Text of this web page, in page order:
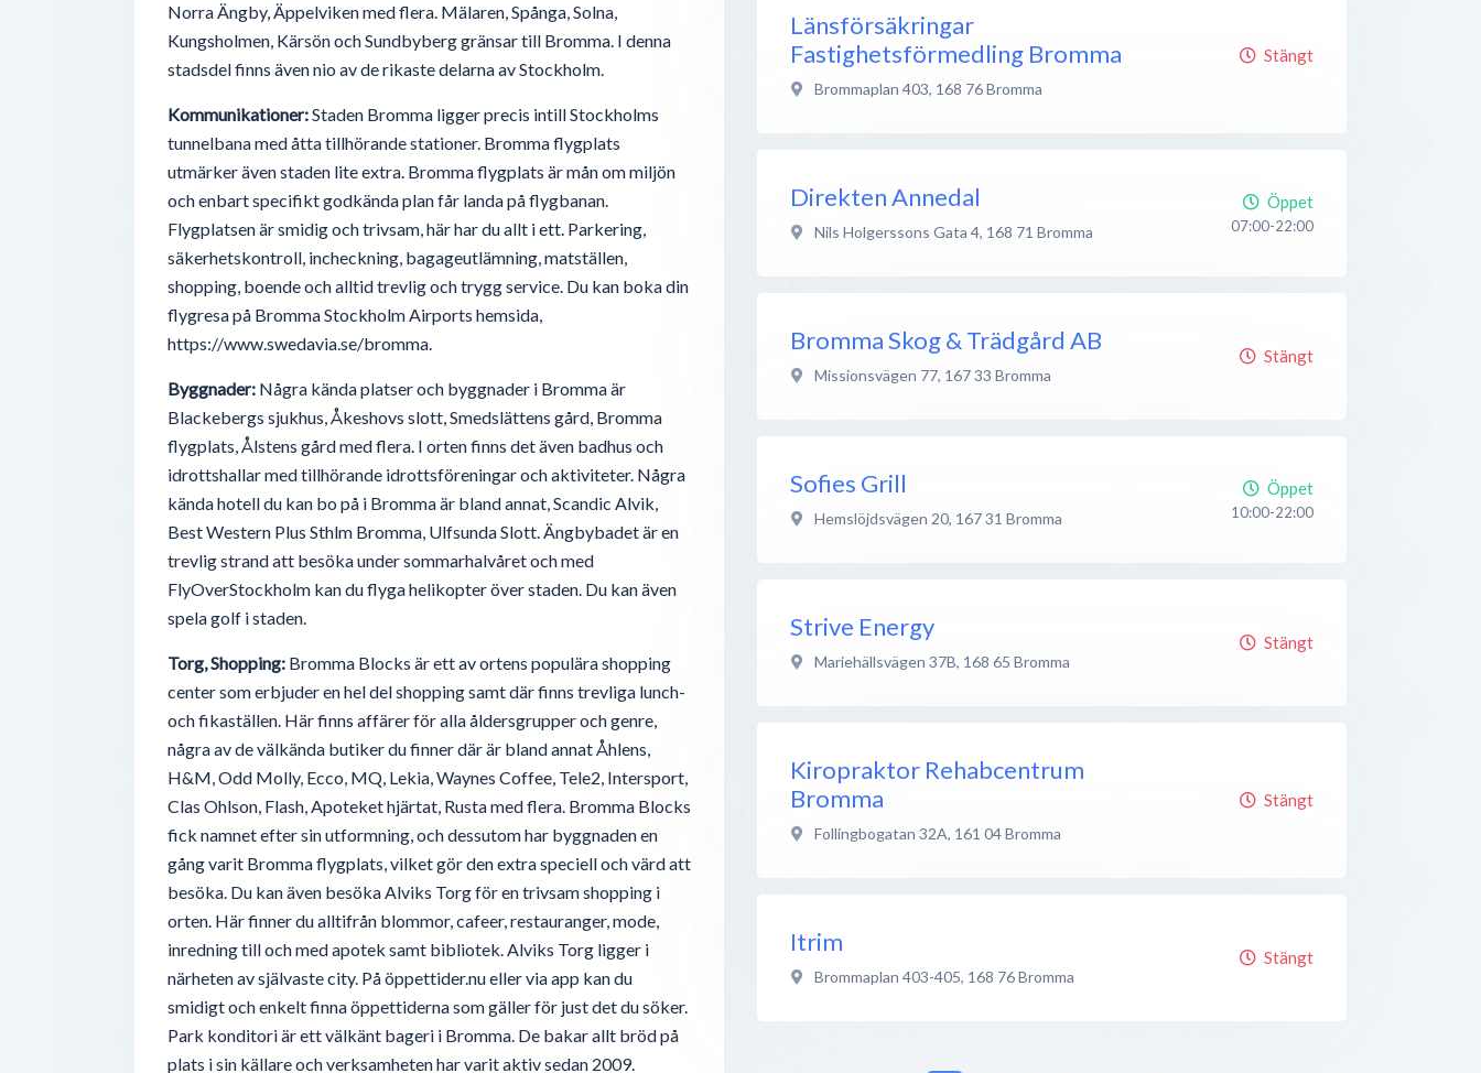
Norra Ängby, Äppelviken med flera. Mälaren, Spånga, Solna,
Kungsholmen, Kärsön och Sundbyberg gränsar till Bromma. I denna
stadsdel finns även nio av de rikaste delarna av Stockholm.
Kommunikationer:Staden Bromma ligger precis intill Stockholms
tunnelbana med åtta tillhörande stationer. Bromma flygplats
utmärker även staden lite extra. Bromma flygplats är mån om miljön
och enbart specifikt godkända plan får landa på flygbanan.
Flygplatsen är smidig och trivsam, här har du allt i ett. Parkering,
säkerhetskontroll, incheckning, bagageutlämning, matställen,
shopping, boende och alltid trevlig och trygg service. Du kan boka din
flygresa på Bromma Stockholm Airports hemsida,
https://www.swedavia.se/bromma.
Byggnader: Några kända platser och byggnader i Bromma är
Blackebergs sjukhus, Åkeshovs slott, Smedslättens gård, Bromma
flygplats, Ålstens gård med flera. I orten finns det även badhus och
idrottshallar med tillhörande idrottsföreningar och aktiviteter. Några
kända hotell du kan bo på i Bromma är bland annat, Scandic Alvik,
Best Western Plus Sthlm Bromma, Ulfsunda Slott. Ängbybadet är en
trevlig strand att besöka under sommarhalvåret och med
FlyOverStockholm kan du flyga helikopter över staden. Du kan även
spela golf i staden.
Torg, Shopping: Bromma Blocks är ett av ortens populära shopping
center som erbjuder en hel del shopping samt där finns trevliga lunch-
och fikaställen. Här finns affärer för alla åldersgrupper och genre,
några av de välkända butiker du finner där är bland annat Åhlens,
H&M, Odd Molly, Ecco, MQ, Lekia, Waynes Coffee, Tele2, Intersport,
Clas Ohlson, Flash, Apoteket hjärtat, Rusta med flera. Bromma Blocks
fick namnet efter sin utformning, och dessutom har byggnaden en
gång varit Bromma flygplats, vilket gör den extra speciell och värd att
besöka. Du kan även besöka Alviks Torg för en trivsam shopping i
orten. Här finner du alltifrån blommor, cafeer, restauranger, mode,
inredning till och med apotek samt bibliotek. Alviks Torg ligger i
närheten av självaste city. På öppettider.nu eller via app kan du
smidigt och enkelt finna öppettiderna som gäller för just det du söker.
Park konditori är ett välkänt bageri i Bromma. De bakar allt bröd på
plats i sin källare och verksamheten har varit aktiv sedan 2009.
Länsförsäkringar
Fastighetsförmedling Bromma
Brommaplan 403, 168 76Bromma
Stängt
Direkten Annedal
Nils Holgerssons Gata 4, 168 71 Bromma
Öppet
07:00-22:00
Bromma Skog & Trädgård AB
Missionsvägen 77, 167 33 Bromma
Stängt
Sofies Grill
Hemslöjdsvägen 20, 167 31 Bromma
Öppet
10:00-22:00
Strive Energy
Mariehällsvägen 37B, 168 65 Bromma
Stängt
Kiropraktor Rehabcentrum
Bromma
Follingbogatan 32A, 161 04Bromma
Stängt
Itrim
Brommaplan 403-405, 168 76Bromma
Stängt